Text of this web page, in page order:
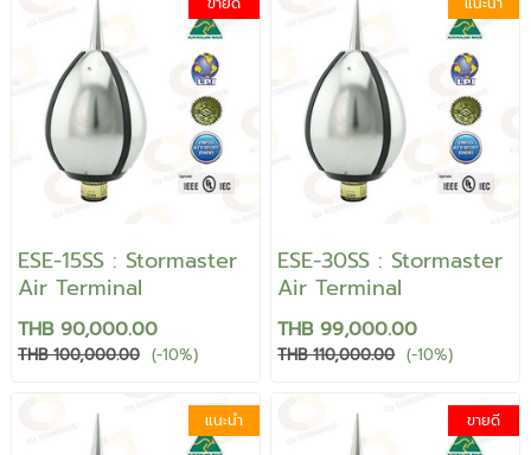
ESE-15SS : Stormaster
Air Terminal
THB 90,000.00
THB 100,000.00 (-10%)
ESE-30SS : Stormaster
Air Terminal
THB 99,000.00
THB 110,000.00 (-10%)
แนะนำ ขายดี